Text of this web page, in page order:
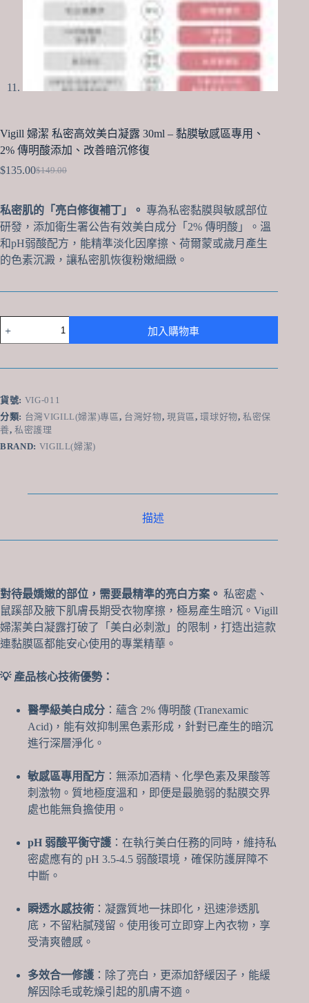
Vigill 婦潔 私密高效美白凝露 30ml – 黏膜敏感區專用、
2% 傳明酸添加、改善暗沉修復
$149.00
Original
$149.00.
$135.00Current
$135.00.
私密肌的「亮白修復補丁」。 專為私密黏膜與敏感部位
研發，添加衛生署公告有效美白成分「2% 傳明酸」。溫
和pH弱酸配方，能精準淡化因摩擦、荷爾蒙或歲月產生
的色素沉澱，讓私密肌恢復粉嫩細緻。
婦
高
效
美
白
凝
用、
2%
傳
明
酸
加、
加入購物車
貨號: VIG-011
分類: 台灣VIGILL(婦潔)專區, 台灣好物, 現貨區,環球好物,私密保
養, 私密護理
BRAND: VIGILL(婦潔)
描述
對待最嬌嫩的部位，需要最精準的亮白方案。 私密處、
鼠蹊部及腋下肌膚長期受衣物摩擦，極易產生暗沉。Vigill
婦潔美白凝露打破了「美白必刺激」的限制，打造出這款
連黏膜區都能安心使用的專業精華。
💡 產品核心技術優勢：
醫學級美白成分 ：蘊含 2% 傳明酸 (Tranexamic
Acid)，能有效抑制黑色素形成，針對已產生的暗沉
進行深層淨化。
敏感區專用配方 ：無添加酒精、化學色素及果酸等
刺激物。質地極度溫和，即便是最脆弱的黏膜交界
處也能無負擔使用。
pH 弱酸平衡守護 ：在執行美白任務的同時，維持私
密處應有的 pH 3.5-4.5 弱酸環境，確保防護屏障不
中斷。
瞬透水感技術 ：凝露質地一抹即化，迅速滲透肌
底，不留粘膩殘留。使用後可立即穿上內衣物，享
受清爽體感。
多效合一修護 ：除了亮白，更添加舒緩因子，能緩
解因除毛或乾燥引起的肌膚不適。